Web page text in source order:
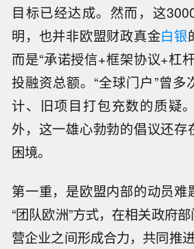
目标已经达成。然而，这
明，也并非欧盟财政真金白银
而是“承诺授信+框架协议+杠
投融资总额。“全球门户”曾多
计、旧项目打包充数的质疑
外，这一雄心勃勃的倡议还存
困境。
第一重，是欧盟内部的动员难
“团队欧洲”方式，在相关政府
营企业之间形成合力，共同推